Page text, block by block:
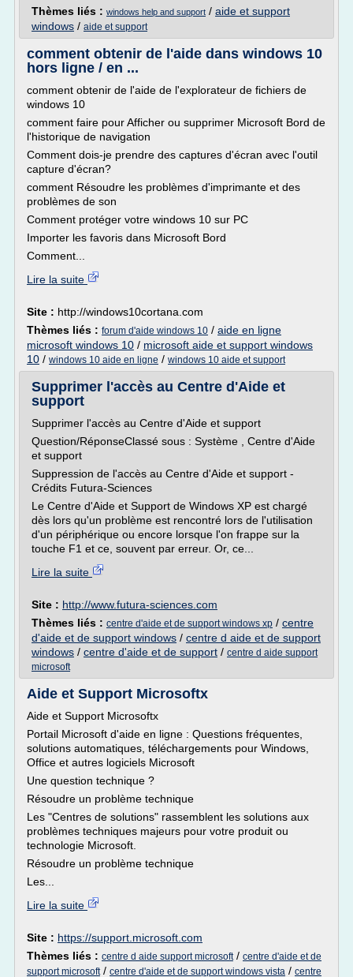
Thèmes liés : windows help and support / aide et support
windows / aide et support
comment obtenir de l'aide dans windows 10
hors ligne / en ...
comment obtenir de l'aide de l'explorateur de fichiers de
windows 10
comment faire pour Afficher ou supprimer Microsoft Bord de
l'historique de navigation
Comment dois-je prendre des captures d'écran avec l'outil
capture d'écran?
comment Résoudre les problèmes d'imprimante et des
problèmes de son
Comment protéger votre windows 10 sur PC
Importer les favoris dans Microsoft Bord
Comment...
Lire la suite
Site : http://windows10cortana.com
Thèmes liés : forum d'aide windows 10 / aide en ligne
microsoft windows 10 / microsoft aide et support windows
10 / windows 10 aide en ligne / windows 10 aide et support
Supprimer l'accès au Centre d'Aide et
support
Supprimer l'accès au Centre d'Aide et support
Question/RéponseClassé sous : Système , Centre d'Aide
et support
Suppression de l'accès au Centre d'Aide et support -
Crédits Futura-Sciences
Le Centre d'Aide et Support de Windows XP est chargé
dès lors qu'un problème est rencontré lors de l'utilisation
d'un périphérique ou encore lorsque l'on frappe sur la
touche F1 et ce, souvent par erreur. Or, ce...
Lire la suite
Site : http://www.futura-sciences.com
Thèmes liés : centre d'aide et de support windows xp / centre
d'aide et de support windows / centre d aide et de support
windows / centre d'aide et de support / centre d aide support
microsoft
Aide et Support Microsoftx
Aide et Support Microsoftx
Portail Microsoft d'aide en ligne : Questions fréquentes,
solutions automatiques, téléchargements pour Windows,
Office et autres logiciels Microsoft
Une question technique ?
Résoudre un problème technique
Les "Centres de solutions" rassemblent les solutions aux
problèmes techniques majeurs pour votre produit ou
technologie Microsoft.
Résoudre un problème technique
Les...
Lire la suite
Site : https://support.microsoft.com
Thèmes liés : centre d aide support microsoft/ centre d'aide et de
support microsoft/ centre d'aide et de support windows vista / centre